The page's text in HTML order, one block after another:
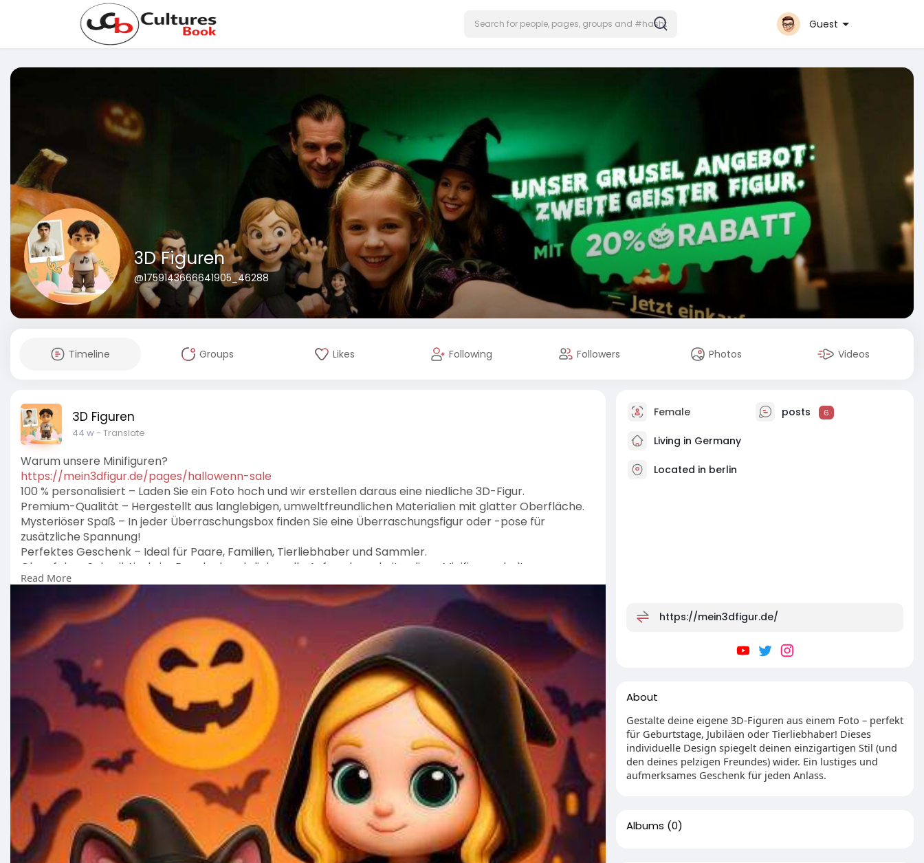
Guest
3D Figuren
@1759143666641905_46288
Timeline Groups Likes Following Followers Photos Videos
3D Figuren
44 w- Translate
Warum unsere Minifiguren?
https://mein3dfigur.de/pages/hallowenn-sale
100 % personalisiert – Laden Sie ein Foto hoch und wir erstellen daraus eine niedliche 3D-Figur.
Premium-Qualität – Hergestellt aus langlebigen, umweltfreundlichen Materialien mit glatter Oberfläche.
Mysteriöser Spaß – In jeder Überraschungsbox finden Sie eine Überraschungsfigur oder -pose für
zusätzliche Spannung!
Perfektes Geschenk – Ideal für Paare, Familien, Tierliebhaber und Sammler.
Ob auf dem Schreibtisch, im Regal oder als liebevolle Aufmerksamkeit – diese Minifiguren halten
Erinnerungen
Read More
Female posts 6
Living in Germany
Located in berlin
https://mein3dfigur.de/
About
Gestalte deine eigene 3D-Figuren aus einem Foto – perfekt
für Geburtstage, Jubiläen oder Tierliebhaber! Dieses
individuelle Design spiegelt deinen einzigartigen Stil (und
den deines pelzigen Freundes) wider. Ein lustiges und
aufmerksames Geschenk für jeden Anlass.
Albums (0)